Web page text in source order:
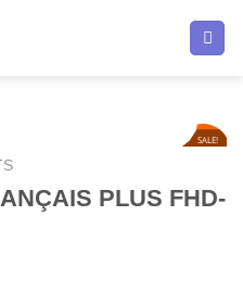
SALE!
PLUS FHD-